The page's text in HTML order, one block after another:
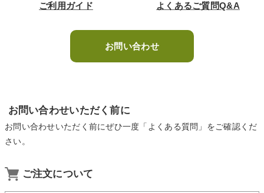
ご利用ガイド よくあるご質問Q&A
お問い合わせ
お問い合わせいただく前に
お問い合わせいただく前にぜひ一度「よくある質問」をご確認くだ
さい。
ご注文について